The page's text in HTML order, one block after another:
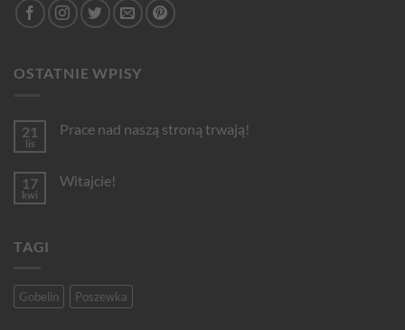
OSTATNIE WPISY
21
lis
Prace nad naszą stroną trwają!
Prace
17
kwi
Witajcie!
TAGI
Gobelin Poszewka